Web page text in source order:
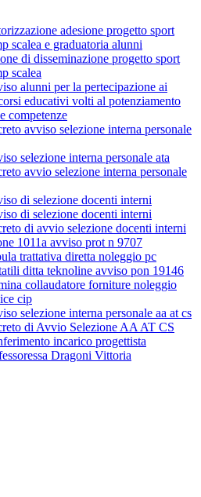
adesione progetto sport
scalea e graduatoria alunni
di disseminazione progetto sport
scalea
alunni per la pertecipazione ai
educativi volti al potenziamento
competenze
avviso selezione interna personale
selezione interna personale ata
avvio selezione interna personale
di selezione docenti interni
di selezione docenti interni
di avvio selezione docenti interni
1011a avviso prot n 9707
trattativa diretta noleggio pc
ditta teknoline avviso pon 19146
collaudatore forniture noleggio
cip
selezione interna personale aa at cs
di Avvio Selezione AA AT CS
incarico progettista
Dragoni Vittoria